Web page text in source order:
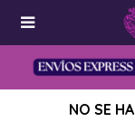

NO SE